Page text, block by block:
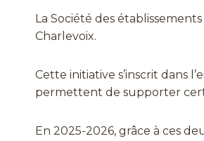
La Société des
Charlevoix.
Cette initiative s’inscrit dans
permettent de supporter
En 2025-2026, grâce à ces